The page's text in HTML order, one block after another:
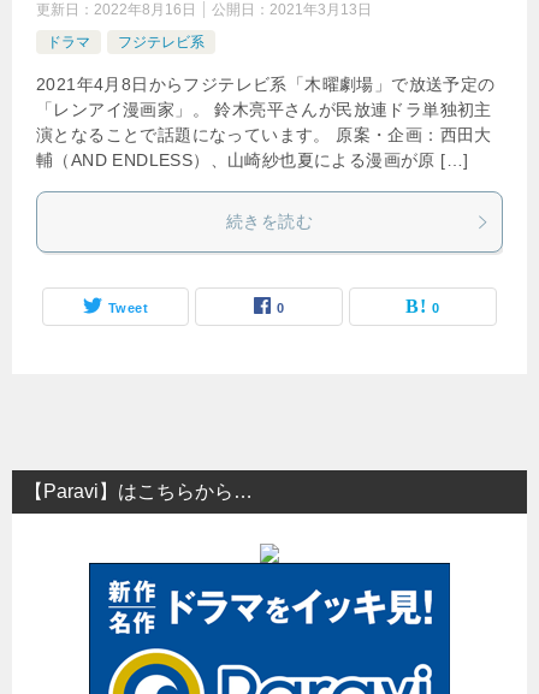
更新日： 2022年8月16日 公開日： 2021年3月13日
ドラマ
フジテレビ系
2021年4月8日からフジテレビ系「木曜劇場」で放送予定の
「レンアイ漫画家」。 鈴木亮平さんが民放連ドラ単独初主
演となることで話題になっています。 原案・企画：西田大
輔（AND ENDLESS）、山崎紗也夏による漫画が原 […]
続きを読む
Tweet 0 0
【Paravi】はこちらから…